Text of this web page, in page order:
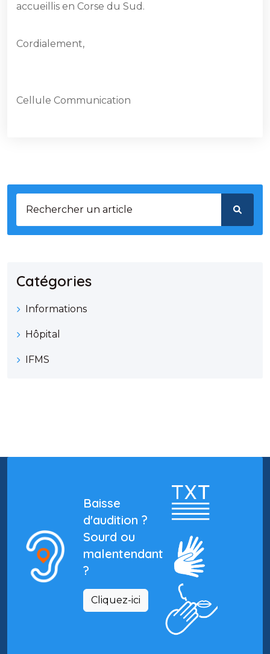
accueillis en Corse du Sud.
Cordialement,
Cellule Communication
Catégories
Informations
Hôpital
IFMS
Baisse
d'audition ?
Sourd ou
malentendant
?
Cliquez-ici